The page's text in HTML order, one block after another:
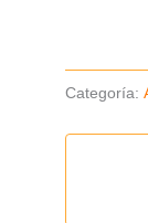
Categoría: